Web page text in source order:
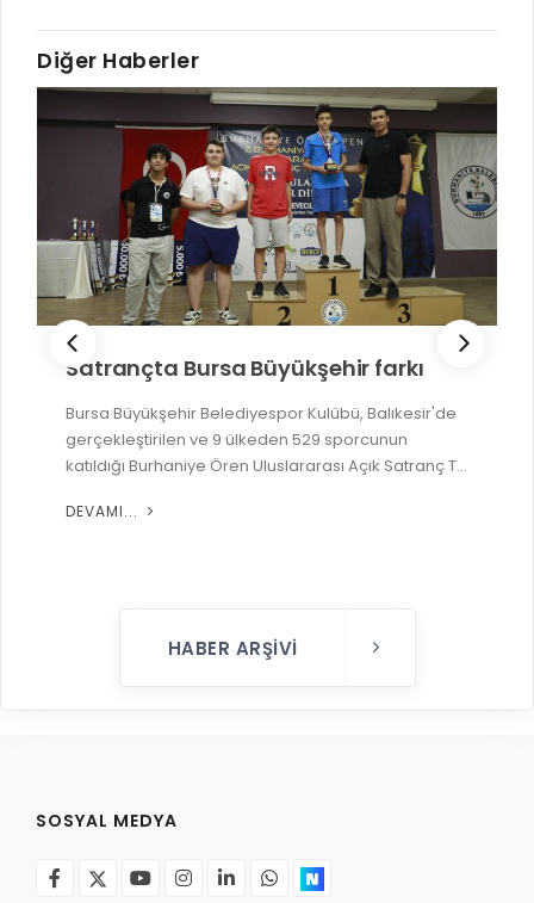
Diğer Haberler
Satrançta Bursa Büyükşehir farkı
Bursa Büyükşehir Belediyespor Kulübü, Balıkesir'de
gerçekleştirilen ve 9 ülkeden 529 sporcunun
katıldığı Burhaniye Ören Uluslararası Açık Satranç T...
DEVAMI...
HABER ARŞIVI
SOSYAL MEDYA